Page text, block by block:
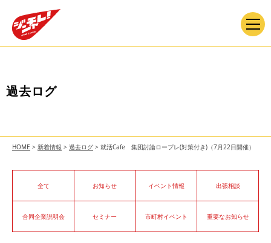
過去ログ
HOME > 新着情報 > 過去ログ > 就活Cafe 集団討論ロープレ(対策付き)（7月22日開催）
全て お知らせ イベント情報 出張相談
合同企業説明会 セミナー 市町村イベント 重要なお知らせ